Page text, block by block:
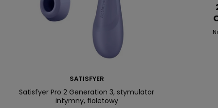
SATISFYER
Satisfyer Pro 2 Generation 3, stymulator
intymny, fioletowy